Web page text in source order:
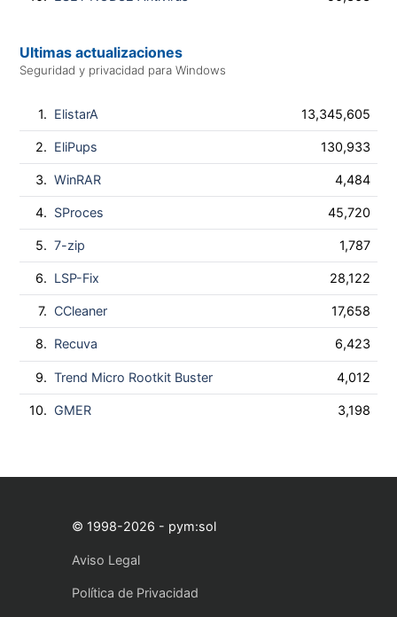
Ultimas actualizaciones
Seguridad y privacidad para Windows
1. ElistarA 13,345,605
2. EliPups 130,933
3. WinRAR 4,484
4. SProces 45,720
5. 7-zip 1,787
6. LSP-Fix 28,122
7. CCleaner 17,658
8. Recuva 6,423
9. Trend Micro Rootkit Buster 4,012
10. GMER 3,198
© 1998-2026 - pym:sol
Aviso Legal
Política de Privacidad